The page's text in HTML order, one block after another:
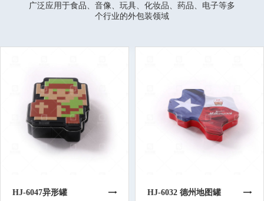
广泛应用于食品、音像、玩具、化妆品、药品、电子等多
个行业的外包装领域
HJ-6047异形罐 HJ-6032 德州地图罐